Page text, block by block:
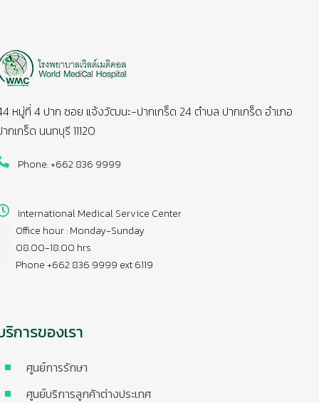
หมู่ที่ 4 ปาก ซอย แจ้งวัฒนะ-ปากเกร็ด 24 ตำบล ปากเกร็ด อำเภอ
กเกร็ด นนทบุรี 11120
Phone: +662 836 9999
International Medical Service Center
Office hour : Monday-Sunday
08.00-18.00 hrs
Phone +662 836 9999 ext 6119
ริการของเรา
ศูนย์การรักษา
ศูนย์บริการลูกค้าต่างประเทศ